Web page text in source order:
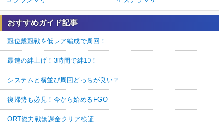
おすすめガイド記事
冠位戴冠戦を低レア編成で周回！
最速の絆上げ！3時間で絆10！
システムと横並び周回どっちが良い？
復帰勢も必見！今から始めるFGO
ORT総力戦無課金クリア検証